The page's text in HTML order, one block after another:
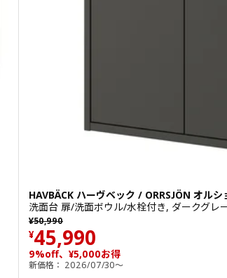
HAVBÄCK ハーヴベック / ORRSJÖN オルシ
洗面台 扉/洗面ボウル/水栓付き, ダークグレ
¥50,990
以前の価格 ¥ 50990
¥45,990
価格 ¥ 45990
9%off、¥5,000お得
新価格： 2026/07/30～